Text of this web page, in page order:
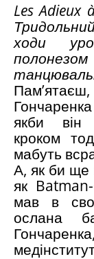
Les Adieux
ходи
якби він
кроком
мабуть
А, як би ще
як
мав в
ослана